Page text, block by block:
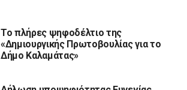
Το πλήρες ψηφοδέλτιο της
«Δημιουργικής Πρωτοβουλίας για το
Δήμο Καλαμάτας»